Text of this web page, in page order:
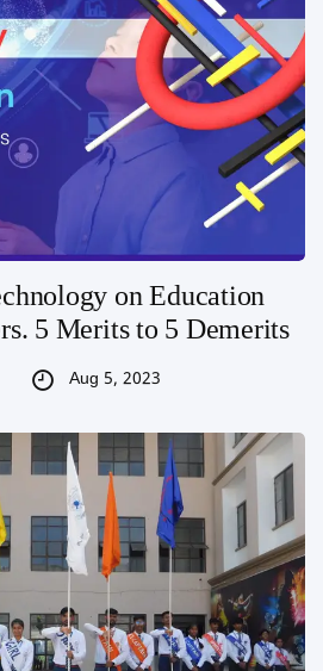
on Education
5 Merits to 5 Demerits
Aug 5, 2023